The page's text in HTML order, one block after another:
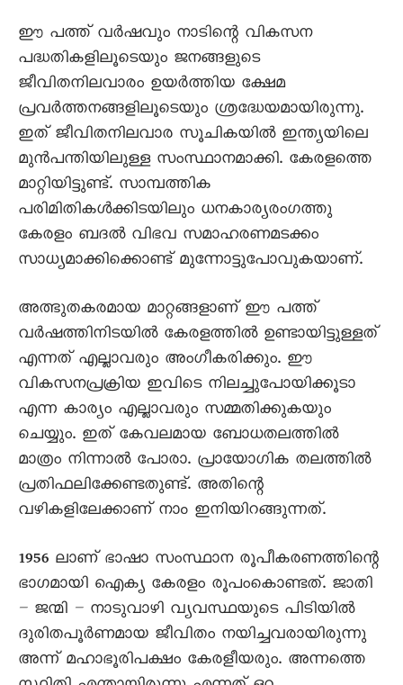
ഈ പത്ത് വർഷവും നാടിന്റെ വികസന
പദ്ധതികളിലൂടെയും ജനങ്ങളുടെ
ജീവിതനിലവാരം ഉയർത്തിയ ക്ഷേമ
പ്രവർത്തനങ്ങളിലൂടെയും ശ്രദ്ധേയമായിരുന്നു.
ഇത് ജീവിതനിലവാര സൂചികയിൽ ഇന്ത്യയിലെ
മുൻപന്തിയിലുള്ള സംസ്ഥാനമാക്കി. കേരളത്തെ
മാറ്റിയിട്ടുണ്ട്. സാമ്പത്തിക
പരിമിതികൾക്കിടയിലും ധനകാര്യരംഗത്തു
കേരളം ബദൽ വിഭവ സമാഹരണമടക്കം
സാധ്യമാക്കിക്കൊണ്ട് മുന്നോട്ടുപോവുകയാണ്.
അത്ഭുതകരമായ മാറ്റങ്ങളാണ് ഈ പത്ത്
വർഷത്തിനിടയിൽ കേരളത്തിൽ ഉണ്ടായിട്ടുള്ളത്
എന്നത് എല്ലാവരും അംഗീകരിക്കും. ഈ
വികസനപ്രക്രിയ ഇവിടെ നിലച്ചുപോയിക്കൂടാ
എന്ന കാര്യം എല്ലാവരും സമ്മതിക്കുകയും
ചെയ്യും. ഇത് കേവലമായ ബോധതലത്തിൽ
മാത്രം നിന്നാൽ പോരാ. പ്രായോഗിക തലത്തിൽ
പ്രതിഫലിക്കേണ്ടതുണ്ട്. അതിന്റെ
വഴികളിലേക്കാണ് നാം ഇനിയിറങ്ങുന്നത്.
1956 ലാണ് ഭാഷാ സംസ്ഥാന രൂപീകരണത്തിന്റെ
ഭാഗമായി ഐക്യ കേരളം രൂപംകൊണ്ടത്. ജാതി
– ജന്മി – നാടുവാഴി വ്യവസ്ഥയുടെ പിടിയിൽ
ദുരിതപൂർണമായ ജീവിതം നയിച്ചവരായിരുന്നു
അന്ന് മഹാഭൂരിപക്ഷം കേരളീയരും. അന്നത്തെ